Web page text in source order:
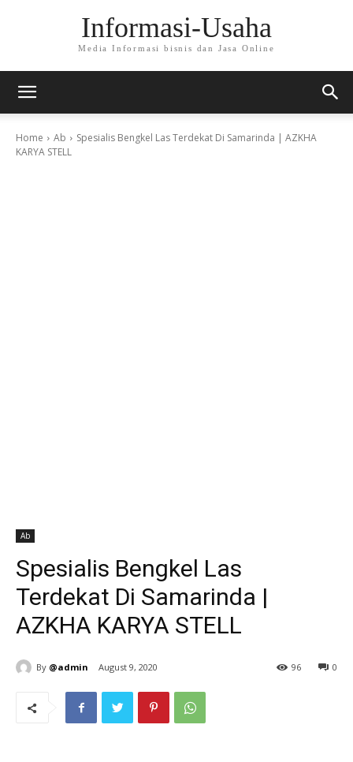
Informasi-Usaha
Media Informasi bisnis dan Jasa Online
Home Ab
Spesialis Bengkel Las Terdekat Di Samarinda | AZKHA
KARYA STELL
Ab
Spesialis Bengkel Las
Terdekat Di Samarinda |
AZKHA KARYA STELL
By @admin August 9, 2020 0
96